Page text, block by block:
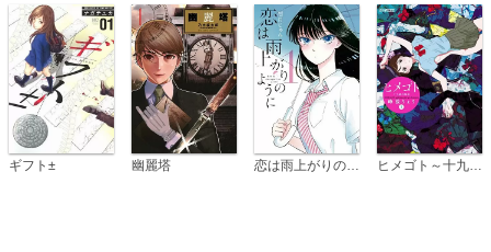
ギフト± 幽麗塔 ヒメゴト～十九歳の制服～